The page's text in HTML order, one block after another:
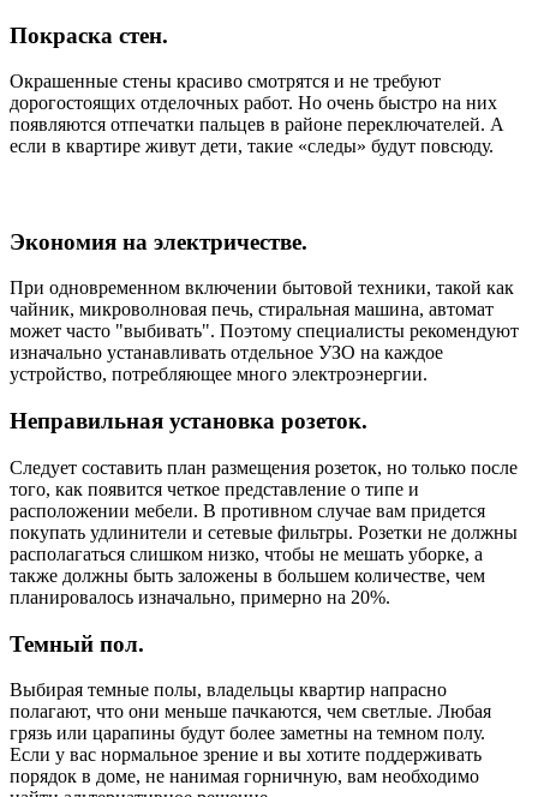
Покраска стен.
Окрашенные стены красиво смотрятся и не требуют
дорогостоящих отделочных работ. Но очень быстро на них
появляются отпечатки пальцев в районе переключателей. А
если в квартире живут дети, такие «следы» будут повсюду.
Экономия на электричестве.
При одновременном включении бытовой техники, такой как
чайник, микроволновая печь, стиральная машина, автомат
может часто "выбивать". Поэтому специалисты рекомендуют
изначально устанавливать отдельное УЗО на каждое
устройство, потребляющее много электроэнергии.
Неправильная установка розеток.
Следует составить план размещения розеток, но только после
того, как появится четкое представление о типе и
расположении мебели. В противном случае вам придется
покупать удлинители и сетевые фильтры. Розетки не должны
располагаться слишком низко, чтобы не мешать уборке, а
также должны быть заложены в большем количестве, чем
планировалось изначально, примерно на 20%.
Темный пол.
Выбирая темные полы, владельцы квартир напрасно
полагают, что они меньше пачкаются, чем светлые. Любая
грязь или царапины будут более заметны на темном полу.
Если у вас нормальное зрение и вы хотите поддерживать
порядок в доме, не нанимая горничную, вам необходимо